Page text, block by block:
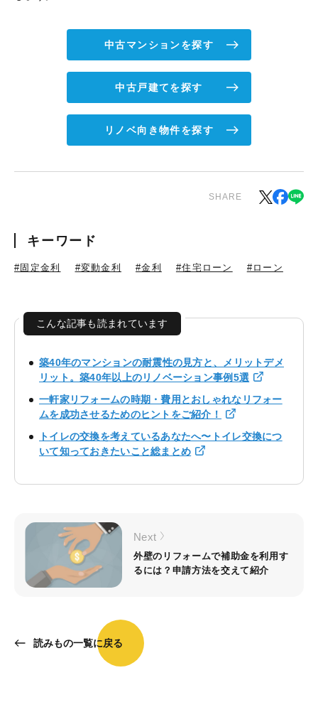
中古マンションを探す
中古戸建てを探す
リノベ向き物件を探す
SHARE
キーワード
#固定金利 #変動金利 #金利 #住宅ローン #ローン
こんな記事も読まれています
築40年のマンションの耐震性の見方と、メリットデメ
リット。築40年以上のリノベーション事例5選
一軒家リフォームの時期・費用とおしゃれなリフォー
ムを成功させるためのヒントをご紹介！
トイレの交換を考えているあなたへ〜トイレ交換につ
いて知っておきたいこと総まとめ
読みもの一覧に戻る
Next
外壁のリフォームで補助金を利用す
るには？申請方法を交えて紹介